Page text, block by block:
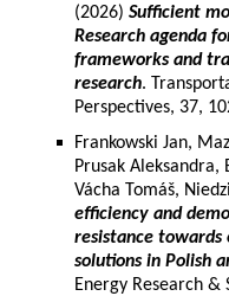
(2026) Sufficient
Research agenda
frameworks and
research.
Perspectives, 37,
Frankowski Jan,
Prusak Aleksandra,
Vácha Tomáš,
efficiency and
resistance towards
solutions in Polish
Energy Research &